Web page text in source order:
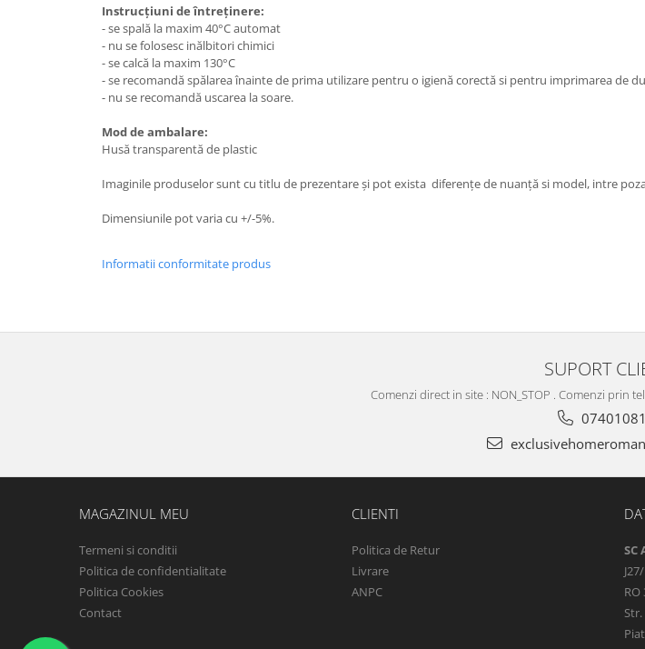
Instrucțiuni de întreținere:
- se spală la maxim 40°C automat
- nu se folosesc inălbitori chimici
- se calcă la maxim 130°C
- se recomandă spălarea înainte de prima utilizare pentru o igienă corectă si
- nu se recomandă uscarea la soare.
Mod de ambalare:
Husă transparentă de plastic
Imaginile produselor sunt cu titlu de prezentare și pot exista diferențe de nuanță si model, intre
Dimensiunile pot varia cu +/-5%.
Informatii conformitate produs
SUPORT
Comenzi direct in site : NON_STOP . Comenzi prin
MAGAZINUL MEU
Termeni si conditii
Politica de confidentialitate
Politica Cookies
Contact
CLIENTI
Politica de Retur
Livrare
ANPC
SC
RO